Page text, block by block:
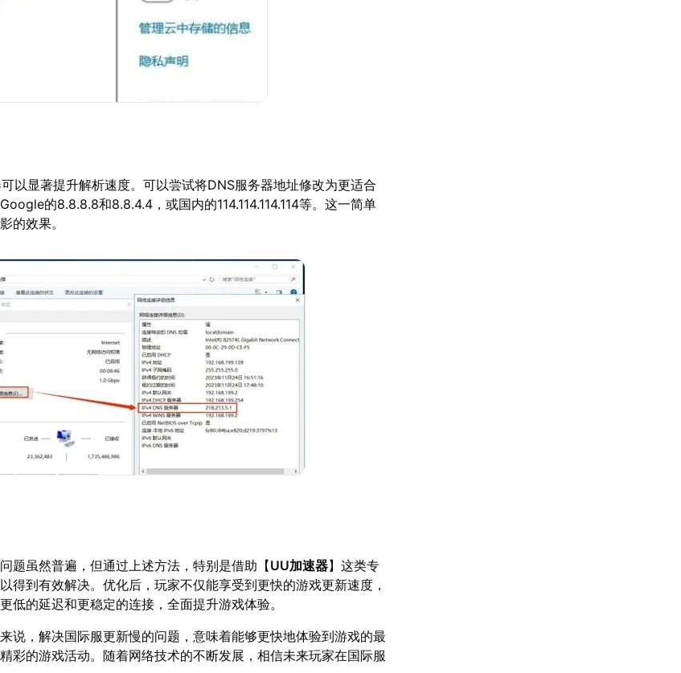
以显著提升解析速度。可以尝试将DNS服务器地址修改为更适合
的8.8.8.8和8.8.4.4，或国内的114.114.114.114等。这一简单
的效果。
题虽然普遍，但通过上述方法，特别是借助【UU加速器】这类专
得到有效解决。优化后，玩家不仅能享受到更快的游戏更新速度，
低的延迟和更稳定的连接，全面提升游戏体验。
说，解决国际服更新慢的问题，意味着能够更快地体验到游戏的最
彩的游戏活动。随着网络技术的不断发展，相信未来玩家在国际服